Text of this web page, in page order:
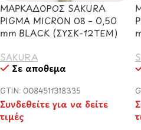
ΜΑΡΚΑΔΟΡΟΣ SAKURA
PIGMA MICRON 08 – 0,50
mm BLACK (ΣΥΣΚ-12ΤΕΜ)
SAKURA
Σε απόθεμα
GTIN: 0084511318335
Συνδεθείτε για να δείτε
τιμές